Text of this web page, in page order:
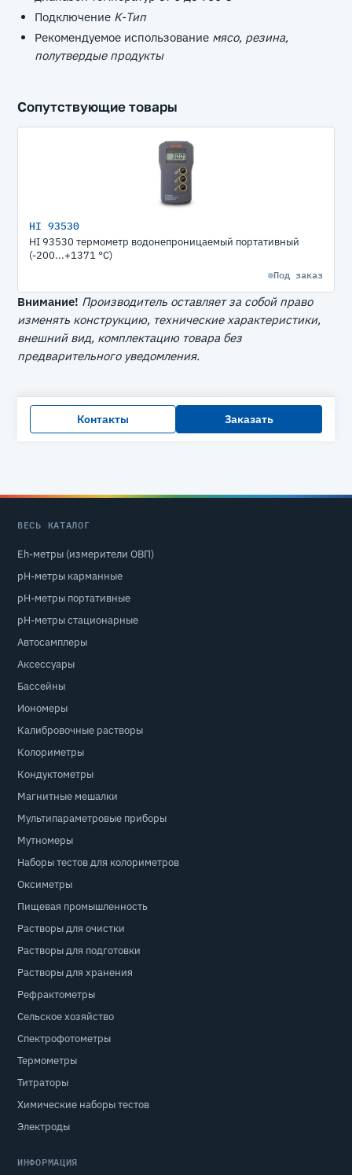
Подключение K-Тип
Рекомендуемое использование мясо, резина,
полутвердые продукты
Сопутствующие товары
HI 93530
HI 93530 термометр водонепроницаемый портативный
(-200...+1371 °С)
Под заказ
Внимание! Производитель оставляет за собой право
изменять конструкцию, технические характеристики,
внешний вид, комплектацию товара без
предварительного уведомления.
Контакты Заказать
ВЕСЬ КАТАЛОГ
Eh-метры (измерители ОВП)
pH-метры карманные
pH-метры портативные
pH-метры стационарные
Автосамплеры
Аксессуары
Бассейны
Иономеры
Калибровочные растворы
Колориметры
Кондуктометры
Магнитные мешалки
Мультипараметровые приборы
Мутномеры
Наборы тестов для колориметров
Оксиметры
Пищевая промышленность
Растворы для очистки
Растворы для подготовки
Растворы для хранения
Рефрактометры
Сельское хозяйство
Спектрофотометры
Термометры
Титраторы
Химические наборы тестов
Электроды
ИНФОРМАЦИЯ